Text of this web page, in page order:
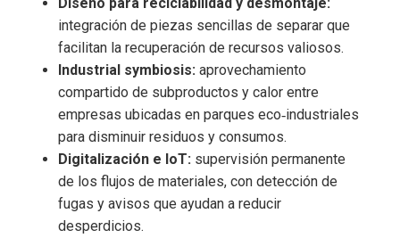
integración de piezas sencillas de separar que
facilitan la recuperación de recursos valiosos.
Industrial symbiosis: aprovechamiento
compartido de subproductos y calor entre
empresas ubicadas en parques eco‑industriales
para disminuir residuos y consumos.
Digitalización e IoT: supervisión permanente
de los flujos de materiales, con detección de
fugas y avisos que ayudan a reducir
desperdicios.